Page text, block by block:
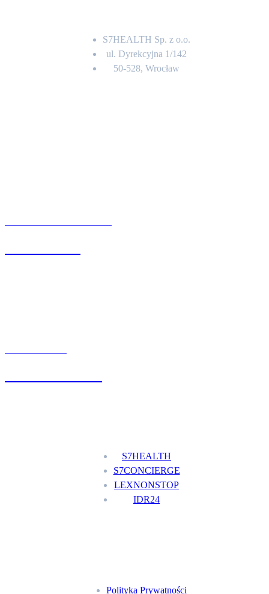
S7HEALTH Sp. z o.o.
ul. Dyrekcyjna 1/142
50-528, Wrocław
S7HEALTH
S7CONCIERGE
LEXNONSTOP
IDR24
Polityka Prywatności